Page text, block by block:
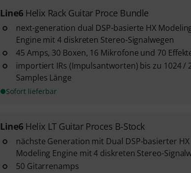
Line6 Helix Rack Guitar Proce Bundle
next-generation dual DSP-basierte HX
Engine mit 4 diskreten Stereo-Signalwegen
45 Amps, 30 Boxen, 16 Mikrofone und 70
importiert IRs (Impulsantworten) bis zu 1024 /
Samples Länge
Sofort lieferbar
Line6 Helix LT Guitar Proces B-Stock
nächste Generation mit Dual DSP-basierter HX
Modeling Engine mit 4 diskreten Stereo-
50 Gitarrenamps